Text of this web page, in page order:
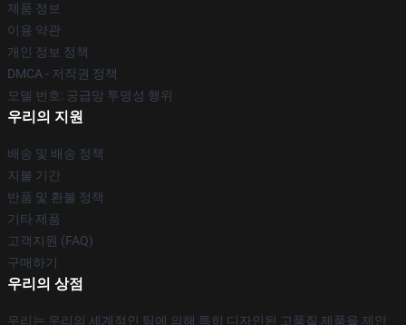
제품 정보
이용 약관
개인 정보 정책
DMCA - 저작권 정책
모델 번호: 공급망 투명성 행위
우리의 지원
배송 및 배송 정책
지불 기간
반품 및 환불 정책
기타 제품
고객지원 (FAQ)
구매하기
우리의 상점
우리는 우리의 세계적인 팀에 의해 특히 디자인된 고품질 제품을 제안